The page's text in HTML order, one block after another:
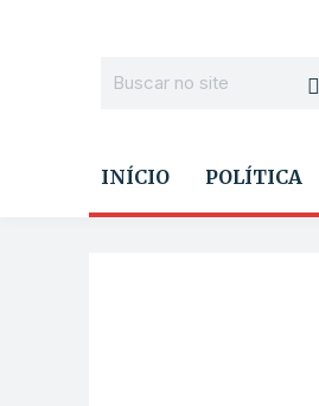
INÍCIO POLÍTICA